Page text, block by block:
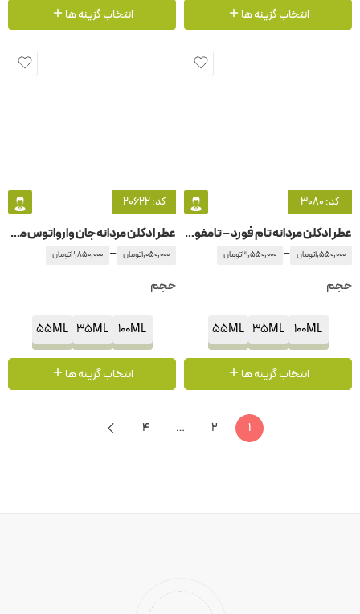
انتخاب گزینه ها انتخاب گزینه ها
کد: 3080
عطر ادکلن مردانه تام فورد – تامفورد نویر – نواق اکستریم
1,550,000تومان –
3,550,000تومان
حجم
100ML
35ML
55ML
انتخاب گزینه ها
کد: 20622
عطر ادکلن مردانه جان وارواتوس مردانه
1,050,000تومان –
2,850,000تومان
حجم
100ML
35ML
55ML
انتخاب گزینه ها
1
2
…
4